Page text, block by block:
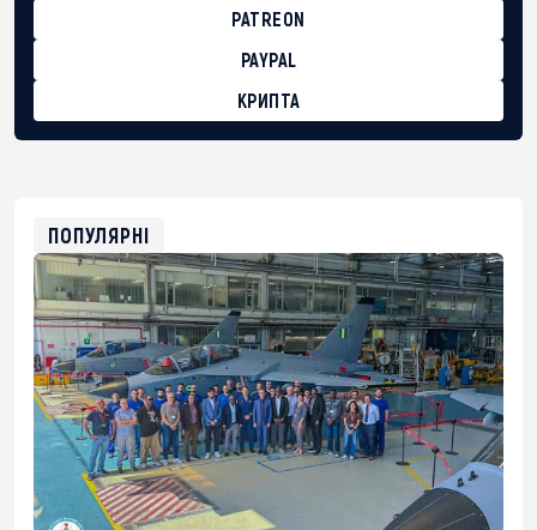
PATREON
PAYPAL
КРИПТА
0xfD02863D3289416fcF50975c9DFda13623f97758
ПОПУЛЯРНІ